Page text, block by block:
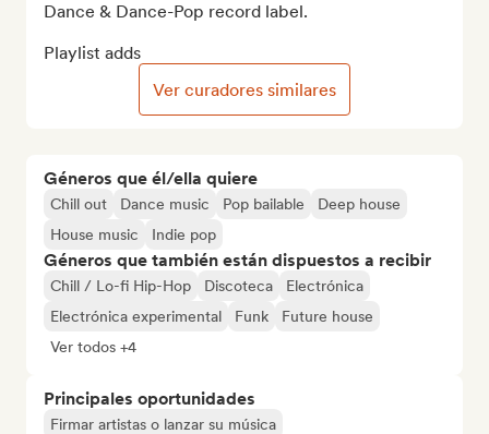
Géneros que él/ella quiere
Chill out Dance music Pop bailable
Deep house
House music
Indie pop
Géneros que también están dispuestos a recibir
Chill / Lo-fi Hip-Hop Discoteca
Electrónica
Electrónica experimental
Funk
Future house
Ver todos +4
Principales oportunidades
Firmar artistas o lanzar su música
Dance & Dance-Pop record label.
Playlist adds
Ver curadores similares